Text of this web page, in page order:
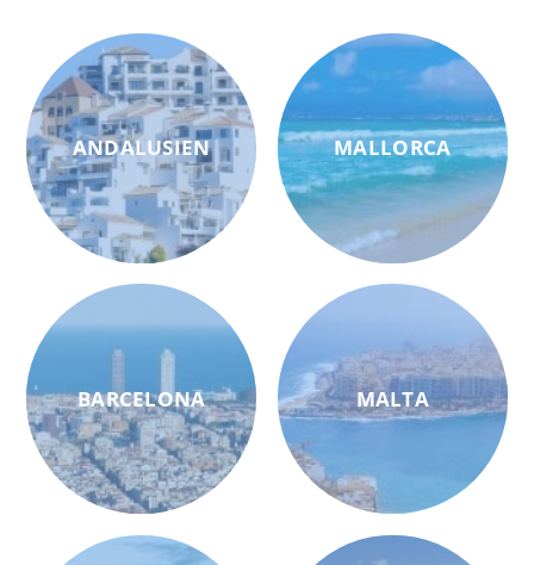
ANDALUSIEN
BARCELONA
MALLORCA
MALTA